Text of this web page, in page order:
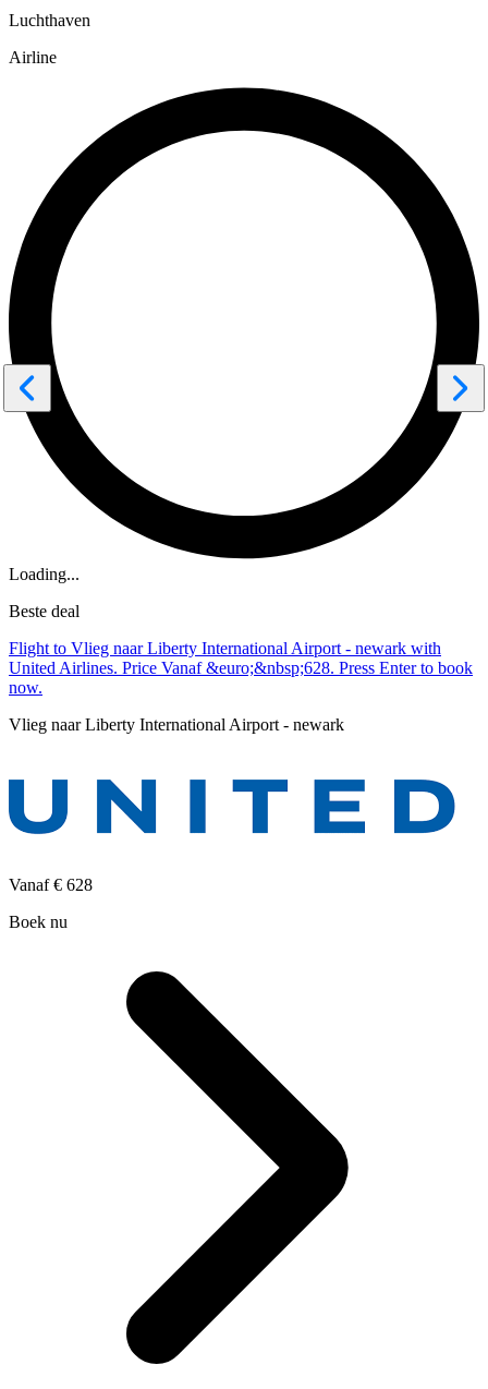
Luchthaven
Airline
Loading...
Beste deal
Flight to Vlieg naar Liberty International Airport - newark with
United Airlines. Price Vanaf &euro;&nbsp;628. Press Enter to book
now.
Vlieg naar Liberty International Airport - newark
Vanaf€ 628
Boek nu